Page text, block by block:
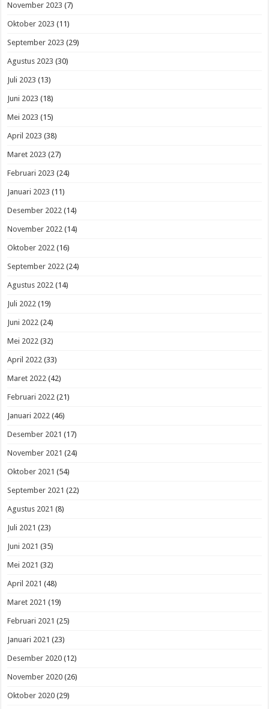
November 2023 (7)
Oktober 2023 (11)
September 2023 (29)
Agustus 2023 (30)
Juli 2023 (13)
Juni 2023 (18)
Mei 2023 (15)
April 2023 (38)
Maret 2023 (27)
Februari 2023 (24)
Januari 2023 (11)
Desember 2022 (14)
November 2022 (14)
Oktober 2022 (16)
September 2022 (24)
Agustus 2022 (14)
Juli 2022 (19)
Juni 2022 (24)
Mei 2022 (32)
April 2022 (33)
Maret 2022 (42)
Februari 2022 (21)
Januari 2022 (46)
Desember 2021 (17)
November 2021 (24)
Oktober 2021 (54)
September 2021 (22)
Agustus 2021 (8)
Juli 2021 (23)
Juni 2021 (35)
Mei 2021 (32)
April 2021 (48)
Maret 2021 (19)
Februari 2021 (25)
Januari 2021 (23)
Desember 2020 (12)
November 2020 (26)
Oktober 2020 (29)